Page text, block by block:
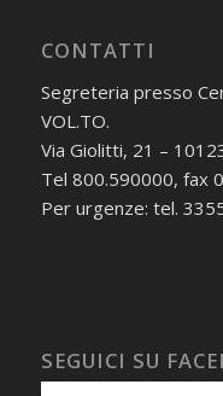
CONTATTI
Segreteria presso
VOL.TO.
Via Giolitti, 21 –
Tel 800.590000, fax
Per urgenze: tel.
SEGUICI SU